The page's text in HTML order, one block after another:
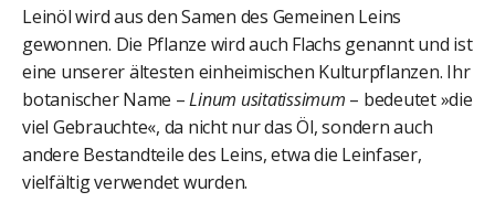
Leinöl wird aus den Samen des Gemeinen Leins
gewonnen. Die Pflanze wird auch Flachs genannt und ist
eine unserer ältesten einheimischen Kulturpflanzen. Ihr
botanischer Name –Linum usitatissimum – bedeutet »die
viel Gebrauchte«, da nicht nur das Öl, sondern auch
andere Bestandteile des Leins, etwa die Leinfaser,
vielfältig verwendet wurden.